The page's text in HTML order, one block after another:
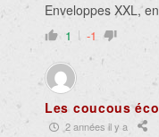
Enveloppes XXL,
1 -1
Les coucous
2 années il y a